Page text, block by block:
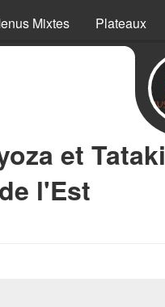
Mixtes Plateaux
et Tataki
l'Est